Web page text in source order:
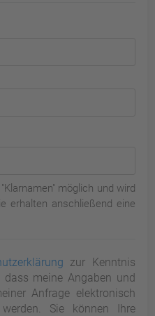
möglich und wird
erhalten anschließend eine
zur Kenntnis
meine Angaben und
Anfrage elektronisch
Sie können Ihre